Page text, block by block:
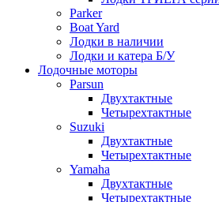
Parker
Boat Yard
Лодки в наличии
Лодки и катера Б/У
Лодочные моторы
Parsun
Двухтактные
Четырехтактные
Suzuki
Двухтактные
Четырехтактные
Yamaha
Двухтактные
Четырехтактные